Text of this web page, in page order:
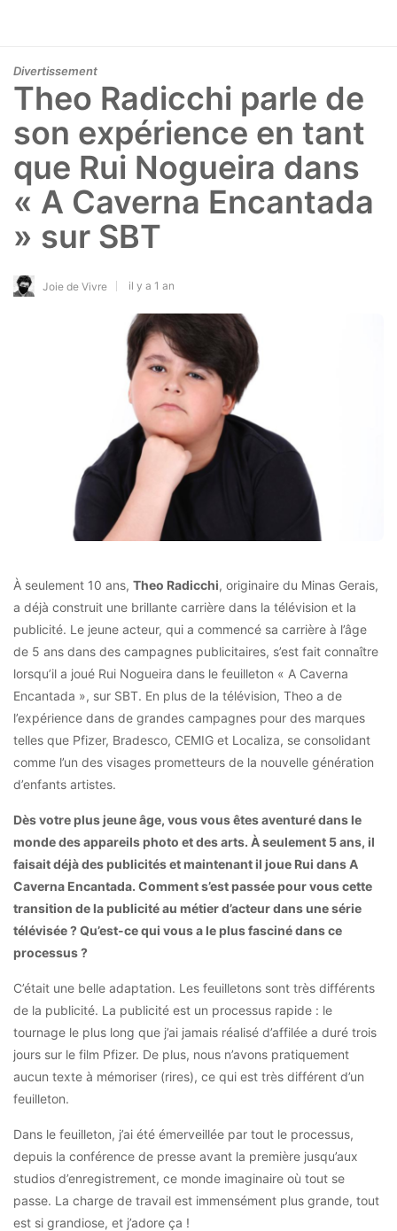
Divertissement
Theo Radicchi parle de
son expérience en tant
que Rui Nogueira dans
« A Caverna Encantada
» sur SBT
Joie de Vivre il y a 1 an
À seulement 10 ans, Theo Radicchi, originaire du Minas Gerais,
a déjà construit une brillante carrière dans la télévision et la
publicité. Le jeune acteur, qui a commencé sa carrière à l’âge
de 5 ans dans des campagnes publicitaires, s’est fait connaître
lorsqu’il a joué Rui Nogueira dans le feuilleton « A Caverna
Encantada », sur SBT. En plus de la télévision, Theo a de
l’expérience dans de grandes campagnes pour des marques
telles que Pfizer, Bradesco, CEMIG et Localiza, se consolidant
comme l’un des visages prometteurs de la nouvelle génération
d’enfants artistes.
Dès votre plus jeune âge, vous vous êtes aventuré dans le
monde des appareils photo et des arts. À seulement 5 ans, il
faisait déjà des publicités et maintenant il joue Rui dans A
Caverna Encantada. Comment s’est passée pour vous cette
transition de la publicité au métier d’acteur dans une série
télévisée ? Qu’est-ce qui vous a le plus fasciné dans ce
processus ?
C’était une belle adaptation. Les feuilletons sont très différents
de la publicité. La publicité est un processus rapide : le
tournage le plus long que j’ai jamais réalisé d’affilée a duré trois
jours sur le film Pfizer. De plus, nous n’avons pratiquement
aucun texte à mémoriser (rires), ce qui est très différent d’un
feuilleton.
Dans le feuilleton, j’ai été émerveillée par tout le processus,
depuis la conférence de presse avant la première jusqu’aux
studios d’enregistrement, ce monde imaginaire où tout se
passe. La charge de travail est immensément plus grande, tout
est si grandiose, et j’adore ça !